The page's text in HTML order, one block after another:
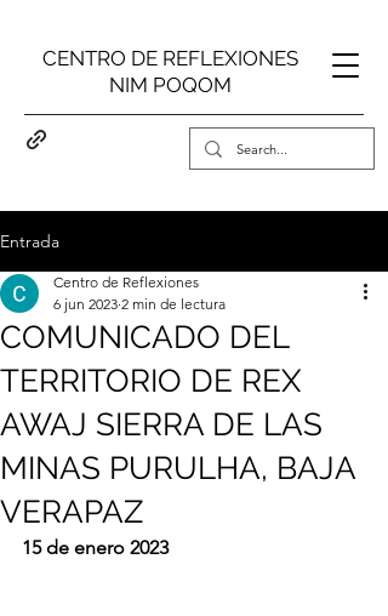
CENTRO DE REFLEXIONES
NIM POQOM
Entrada
COMUNICADO DEL
TERRITORIO DE REX
AWAJ SIERRA DE LAS
MINAS PURULHA, BAJA
VERAPAZ
Centro de Reflexiones
6 jun 2023 2 min de lectura
15 de enero 2023